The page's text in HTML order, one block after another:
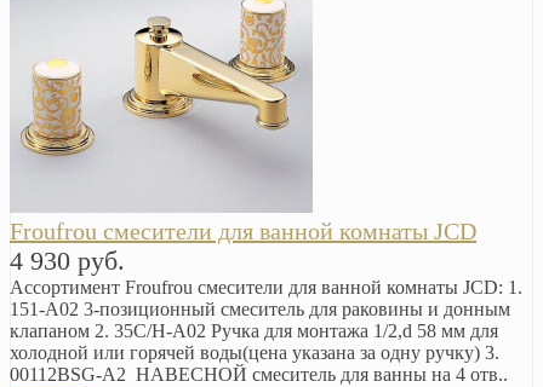
Froufrou смесители для ванной комнаты JCD
4 930 руб.
Ассортимент Froufrou смесители для ванной комнаты JCD: 1.
151-A02 3-позиционный смеситель для раковины и донным
клапаном 2. 35C/H-A02 Ручка для монтажа 1/2,d 58 мм для
холодной или горячей воды(цена указана за одну ручку) 3.
00112BSG-A2 НАВЕСНОЙ смеситель для ванны на 4 отв..